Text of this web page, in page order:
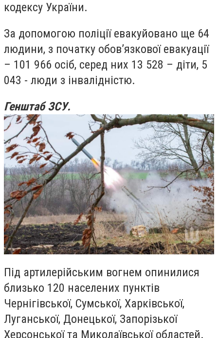
кодексу України.
За допомогою поліції евакуйовано ще 64
людини, з початку обов’язкової евакуації
– 101 966 осіб, серед них 13 528 – діти, 5
043 - люди з інвалідністю.
Генштаб ЗСУ.
Під артилерійським вогнем опинилися
близько 120 населених пунктів
Чернігівської, Сумської, Харківської,
Луганської, Донецької, Запорізької
Херсонської та Миколаївської областей.